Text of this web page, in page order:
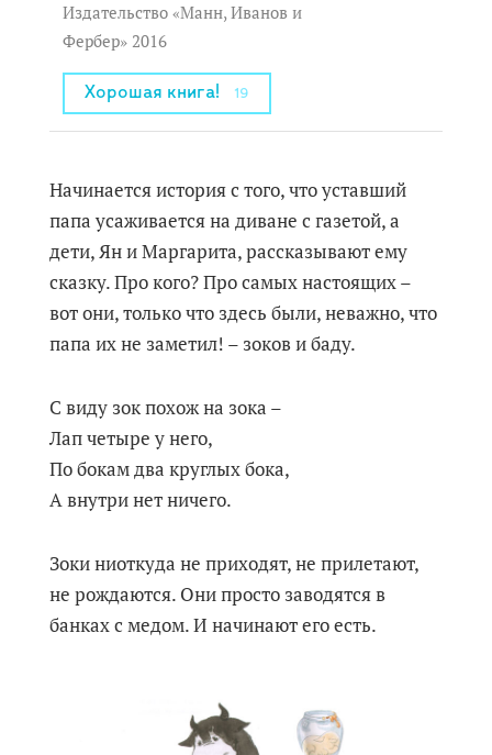
Издательство «Манн, Иванов и
Фербер» 2016
Хорошая книга! 19
Начинается история с того, что уставший
папа усаживается на диване с газетой, а
дети, Ян и Маргарита, рассказывают ему
сказку. Про кого? Про самых настоящих –
вот они, только что здесь были, неважно, что
папа их не заметил! – зоков и баду.
С виду зок похож на зока –
Лап четыре у него,
По бокам два круглых бока,
А внутри нет ничего.
Зоки ниоткуда не приходят, не прилетают,
не рождаются. Они просто заводятся в
банках с медом. И начинают его есть.